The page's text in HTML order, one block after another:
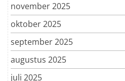
november 2025
oktober 2025
september 2025
augustus 2025
juli 2025